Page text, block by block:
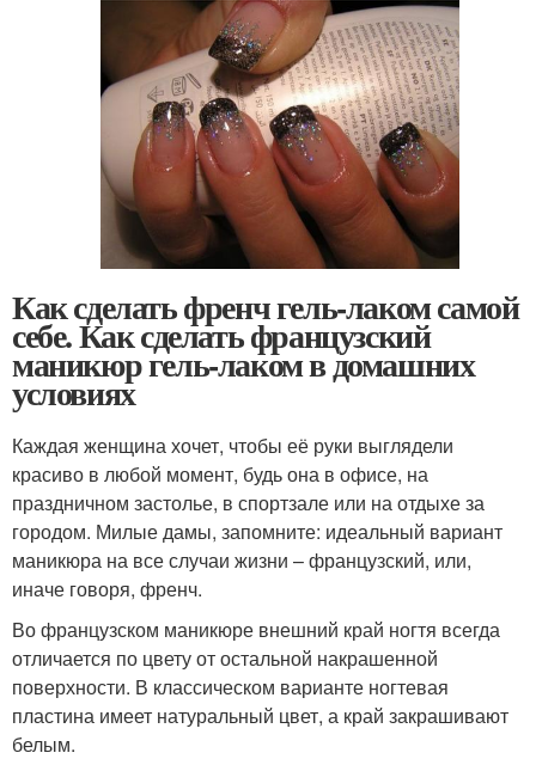
Как сделать френч гель-лаком самой
себе. Как сделать французский
маникюр гель-лаком в домашних
условиях
Каждая женщина хочет, чтобы её руки выглядели
красиво в любой момент, будь она в офисе, на
праздничном застолье, в спортзале или на отдыхе за
городом. Милые дамы, запомните: идеальный вариант
маникюра на все случаи жизни – французский, или,
иначе говоря, френч.
Во французском маникюре внешний край ногтя всегда
отличается по цвету от остальной накрашенной
поверхности. В классическом варианте ногтевая
пластина имеет натуральный цвет, а край закрашивают
белым.